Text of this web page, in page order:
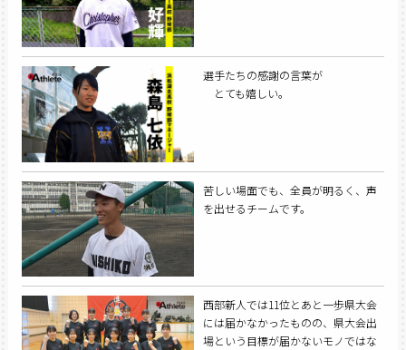
選手たちの感謝の言葉が
とても嬉しい。
苦しい場面でも、全員が明るく、声
を出せるチームです。
西部新人では11位とあと一歩県大会
には届かなかったものの、県大会出
場という目標が届かないモノではな